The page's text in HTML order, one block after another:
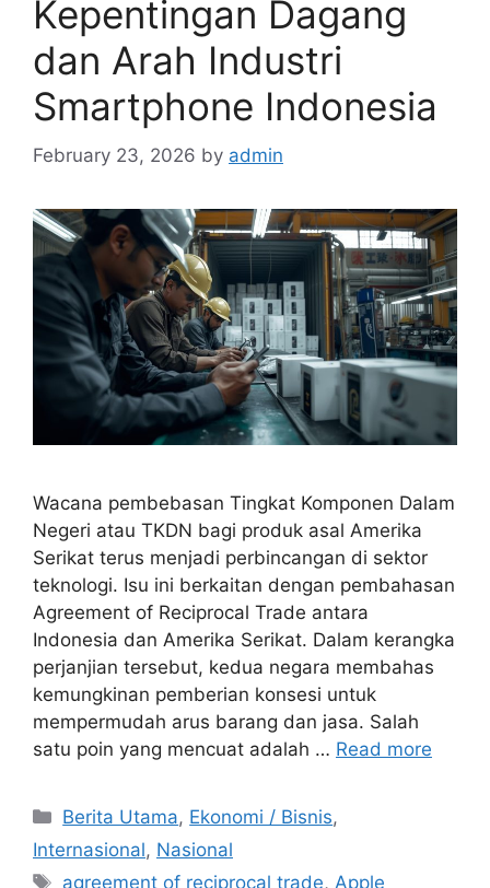
Kepentingan Dagang
dan Arah Industri
Smartphone Indonesia
February 23, 2026 by admin
Wacana pembebasan Tingkat Komponen Dalam
Negeri atau TKDN bagi produk asal Amerika
Serikat terus menjadi perbincangan di sektor
teknologi. Isu ini berkaitan dengan pembahasan
Agreement of Reciprocal Trade antara
Indonesia dan Amerika Serikat. Dalam kerangka
perjanjian tersebut, kedua negara membahas
kemungkinan pemberian konsesi untuk
mempermudah arus barang dan jasa. Salah
satu poin yang mencuat adalah … Read more
C
a
Berita Utama, Ekonomi / Bisnis,
Internasional, Nasional
T
agreement of reciprocal trade,Apple